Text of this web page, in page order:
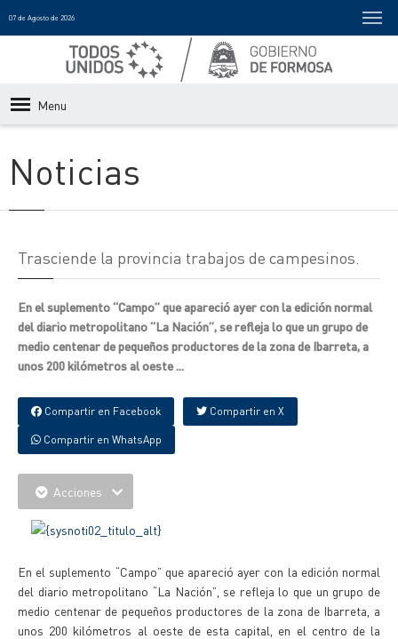
07 de Agosto de 2026
Menu
Noticias
Trasciende la provincia trabajos de campesinos.
En el suplemento “Campo” que apareció ayer con la edición normal
del diario metropolitano “La Nación”, se refleja lo que un grupo de
medio centenar de pequeños productores de la zona de Ibarreta, a
unos 200 kilómetros al oeste ...
Compartir en Facebook Compartir en X
Compartir en WhatsApp
Acciones
En el suplemento “Campo” que apareció ayer con la edición normal
del diario metropolitano “La Nación”, se refleja lo que un grupo de
medio centenar de pequeños productores de la zona de Ibarreta, a
unos 200 kilómetros al oeste de esta capital, en el centro de la